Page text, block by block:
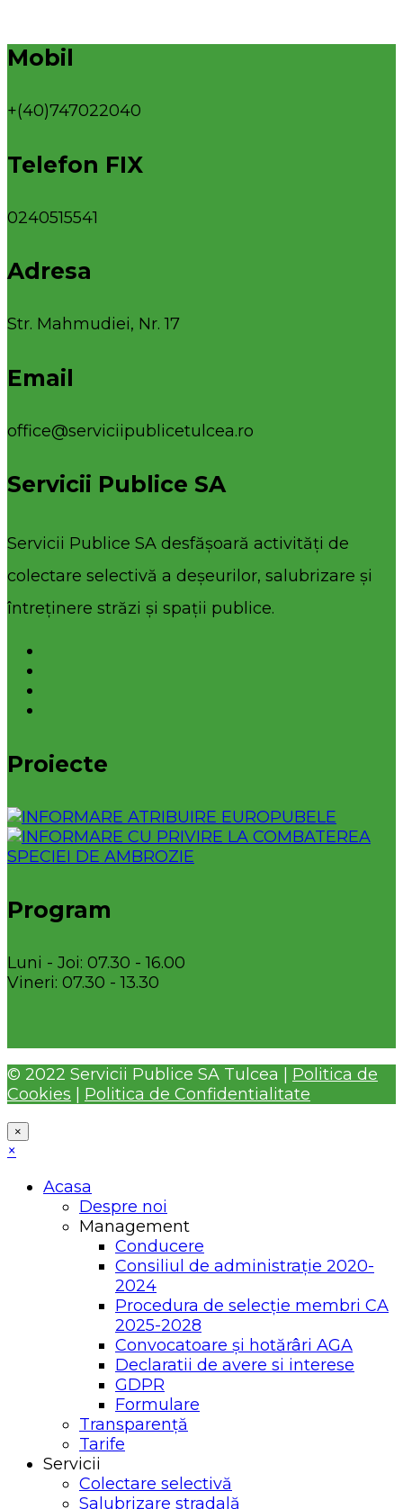
Mobil
+(40)747022040
Telefon FIX
0240515541
Adresa
Str. Mahmudiei, Nr. 17
Email
office@serviciipublicetulcea.ro
Servicii Publice SA
Servicii Publice SA desfășoară activități de
colectare selectivă a deșeurilor, salubrizare și
întreținere străzi și spații publice.
Proiecte
Program
Luni - Joi: 07.30 - 16.00
Vineri: 07.30 - 13.30
© 2022 Servicii Publice SA Tulcea | Politica de
Cookies
Politica de Confidentialitate
×
×
Acasa
Despre noi
Management
Conducere
Consiliul de administrație 2020-
2024
Procedura de selecție membri CA
2025-2028
Convocatoare și hotărâri AGA
Declaratii de avere si interese
GDPR
Formulare
Transparență
Tarife
Servicii
Colectare selectivă
Salubrizare stradală